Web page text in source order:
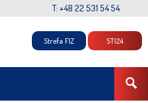
T: +48 22 531 54 54
Strefa FIZ STI24